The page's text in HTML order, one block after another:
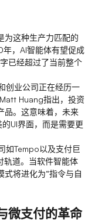
为这种生产力匹配的
，AI智能体有望促成
已经超过了当前整个
创业公司正在经历一
Huang指出，投资
品。这意味着，未来
UI界面，而是需要更
如Tempo以及支付巨
轨道。当软件智能体
式将进化为“指令与自
微支付的革命